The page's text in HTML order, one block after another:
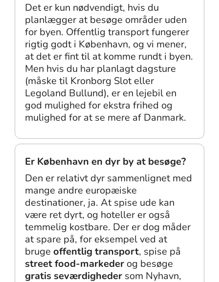
Det er kun nødvendigt, hvis du
planlægger at besøge områder uden
for byen. Offentlig transport fungerer
rigtig godt i København, og vi mener,
at det er fint til at komme rundt i byen.
Men hvis du har planlagt dagsture
(måske til Kronborg Slot eller
Legoland Bullund), er en lejebil en
god mulighed for ekstra frihed og
mulighed for at se mere af Danmark.
Er København en dyr by at besøge?
Den er relativt dyr sammenlignet med
mange andre europæiske
destinationer, ja. At spise ude kan
være ret dyrt, og hoteller er også
temmelig kostbare. Der er dog måder
at spare på, for eksempel ved at
bruge offentlig transport, spise på
street food-markeder og besøge
gratis seværdigheder som Nyhavn,